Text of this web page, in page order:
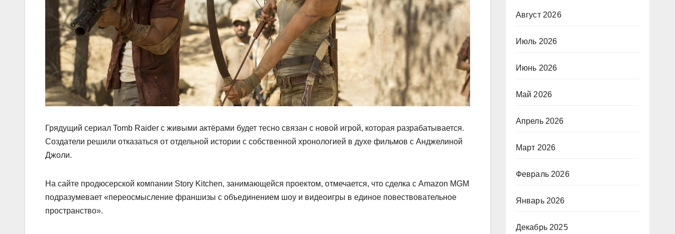
Грядущий сериал Tomb Raider с живыми актёрами будет тесно связан с новой игрой, которая разрабатывается.
Создатели решили отказаться от отдельной истории с собственной хронологией в духе фильмов с Анджелиной
Джоли.
На сайте продюсерской компании Story Kitchen, занимающейся проектом, отмечается, что сделка с Amazon MGM
подразумевает «переосмысление франшизы с объединением шоу и видеоигры в единое повествовательное
пространство».
Август 2026
Июль 2026
Июнь 2026
Май 2026
Апрель 2026
Март 2026
Февраль 2026
Январь 2026
Декабрь 2025